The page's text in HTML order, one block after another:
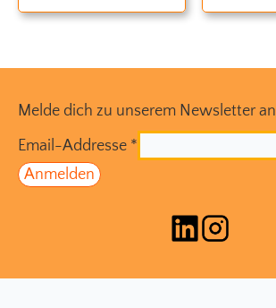
Melde dich zu unserem Newsletter an
Email-Addresse *